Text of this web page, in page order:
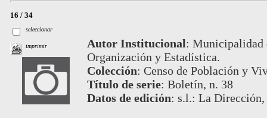
16 / 34
seleccionar
imprimir Autor Institucional: Municipalidad
Organización y Estadística.
Colección: Censo de Población y
Título de serie: Boletín, n. 38
Datos de edición: s.l.: La Dirección,